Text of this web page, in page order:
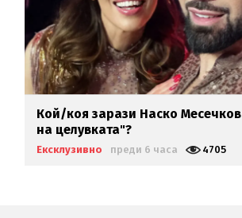
Кой/коя зарази Наско Месечков
на целувката"?
Ексклузивно преди 6 часа 4705